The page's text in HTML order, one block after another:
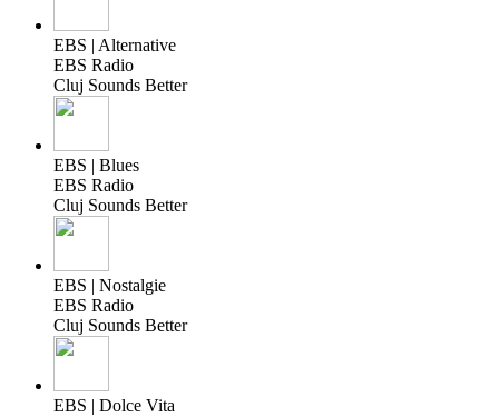
EBS | Alternative
EBS Radio
Cluj Sounds Better
EBS | Blues
EBS Radio
Cluj Sounds Better
EBS | Nostalgie
EBS Radio
Cluj Sounds Better
EBS | Dolce Vita